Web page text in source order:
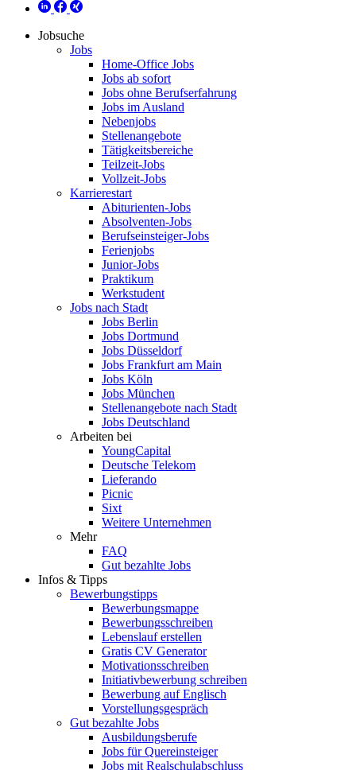
Jobsuche
Jobs
Home-Office Jobs
Jobs ab sofort
Jobs ohne Berufserfahrung
Jobs im Ausland
Nebenjobs
Stellenangebote
Tätigkeitsbereiche
Teilzeit-Jobs
Vollzeit-Jobs
Karrierestart
Abiturienten-Jobs
Absolventen-Jobs
Berufseinsteiger-Jobs
Ferienjobs
Junior-Jobs
Praktikum
Werkstudent
Jobs nach Stadt
Jobs Berlin
Jobs Dortmund
Jobs Düsseldorf
Jobs Frankfurt am Main
Jobs Köln
Jobs München
Stellenangebote nach Stadt
Jobs Deutschland
Arbeiten bei
YoungCapital
Deutsche Telekom
Lieferando
Picnic
Sixt
Weitere Unternehmen
Mehr
FAQ
Gut bezahlte Jobs
Infos & Tipps
Bewerbungstipps
Bewerbungsmappe
Bewerbungsschreiben
Lebenslauf erstellen
Gratis CV Generator
Motivationsschreiben
Initiativbewerbung schreiben
Bewerbung auf Englisch
Vorstellungsgespräch
Gut bezahlte Jobs
Ausbildungsberufe
Jobs für Quereinsteiger
Jobs mit Realschulabschluss